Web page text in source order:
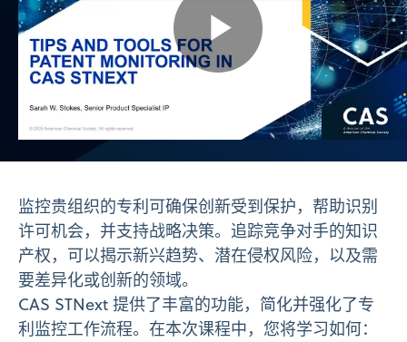
Play
Video
监控贵组织的专利可确保创新受到保护，帮助识别
许可机会，并支持战略决策。追踪竞争对手的知识
产权，可以揭示新兴趋势、潜在侵权风险，以及需
要差异化或创新的领域。
CAS STNext 提供了丰富的功能，简化并强化了专
利监控工作流程。在本次课程中，您将学习如何：